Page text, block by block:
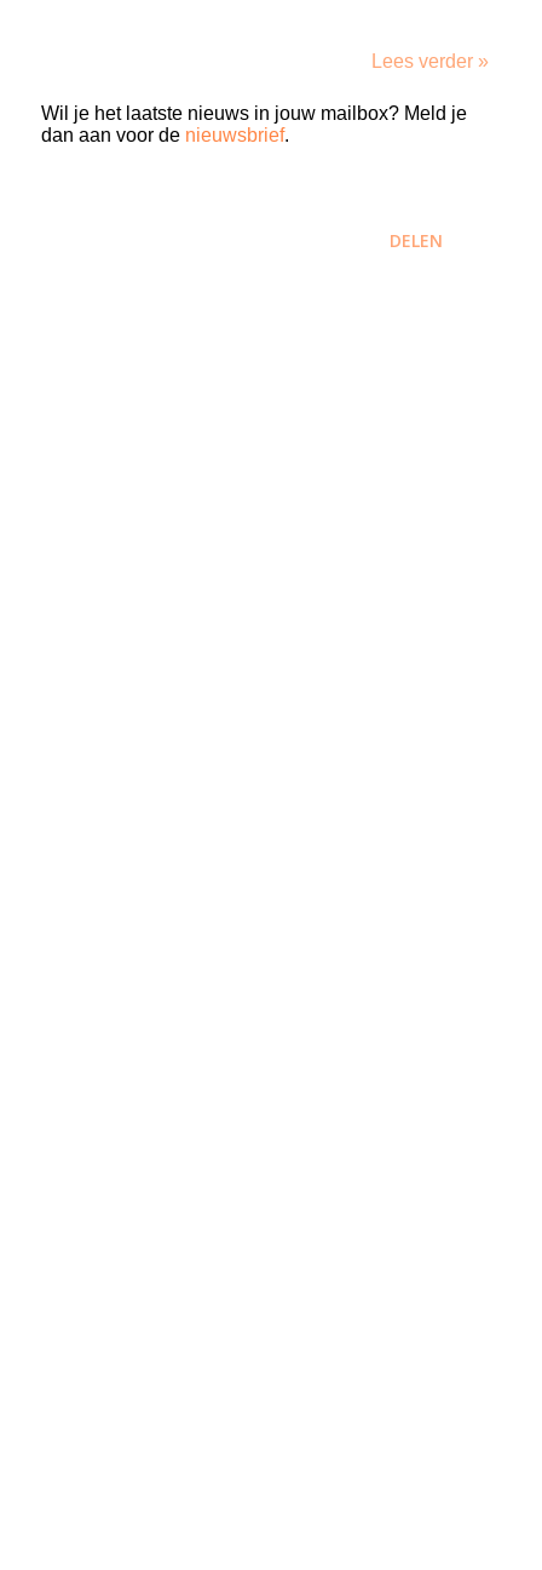
Lees verder »
Wil je het laatste nieuws in jouw mailbox? Meld je
dan aan voor de nieuwsbrief.
DELEN